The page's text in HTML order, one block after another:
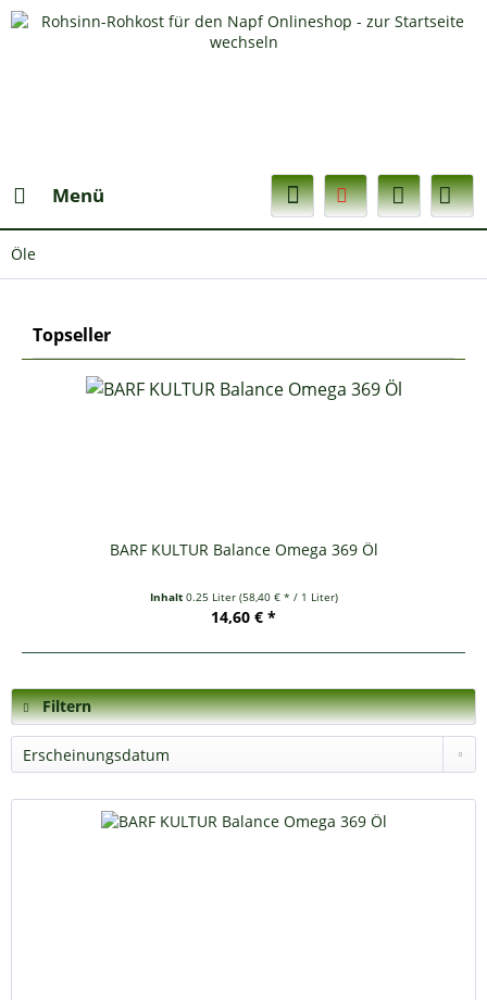
Menü
Öle
Topseller
BARF KULTUR Balance Omega 369 Öl
Inhalt 0.25 Liter (58,40 € * / 1 Liter)
14,60 € *
Filtern